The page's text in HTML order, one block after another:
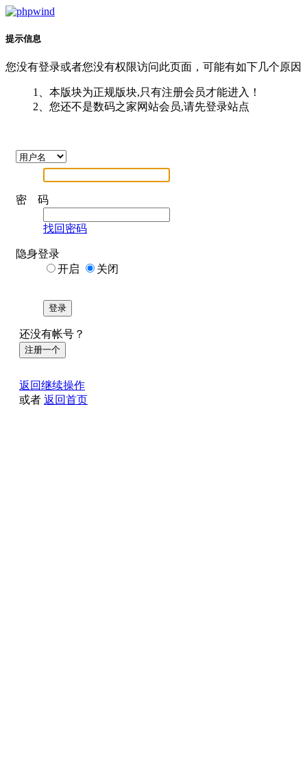
提示信息
您没有登录或者您没有权限访问此页面，可能有如下几个原因
1、本版块为正规版块,只有注册会员才能进入！
2、您还不是数码之家网站会员,请先登录站点
密 码
找回密码
隐身登录
开启
关闭
登录
还没有帐号？
注册一个
返回继续操作
或者 返回首页